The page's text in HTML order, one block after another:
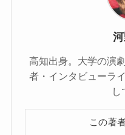
高知出身。大学の演
者・インタビューラ
し
この著